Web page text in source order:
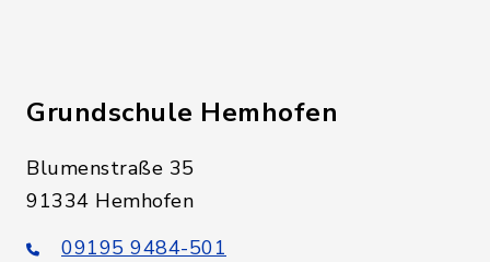
Grundschule Hemhofen
Blumenstraße 35
91334 Hemhofen
09195 9484-501